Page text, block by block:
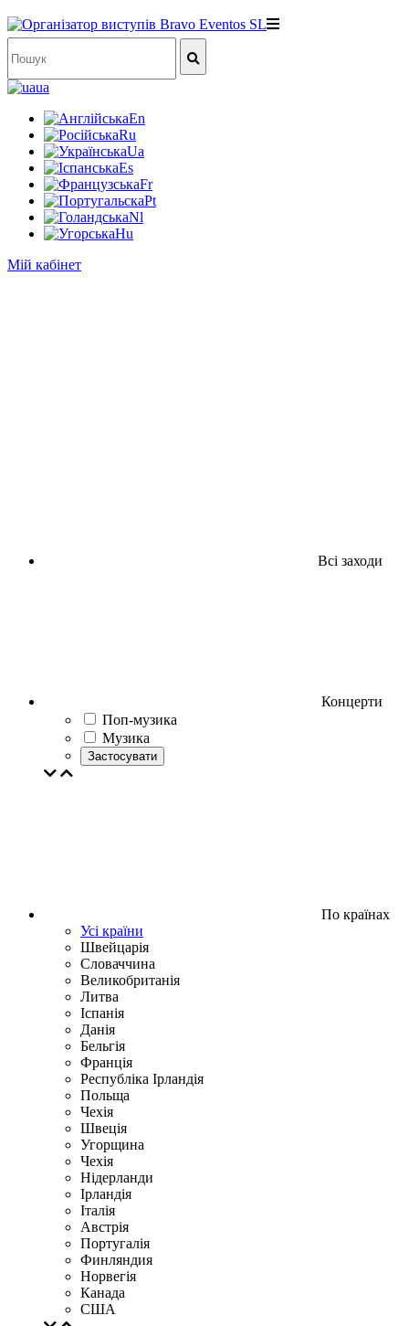
ua
En
Ru
Ua
Es
Fr
Pt
Nl
Hu
Мій кабінет
Всі заходи
Концерти
Поп-музика
Музика
Застосувати
По країнах
Усі країни
Швейцарія
Словаччина
Великобританія
Литва
Іспанія
Данія
Бельгія
Франція
Республіка Ірландія
Польща
Чехія
Швецiя
Угорщина
Чехія
Нідерланди
Iрландія
Iталiя
Австрія
Португалія
Финляндия
Норвегія
Канада
США